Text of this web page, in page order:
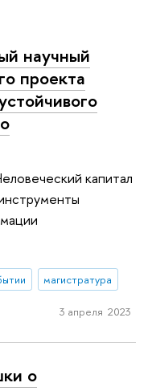
научный
проекта
капитал
магистратура
3 апреля 2023
о